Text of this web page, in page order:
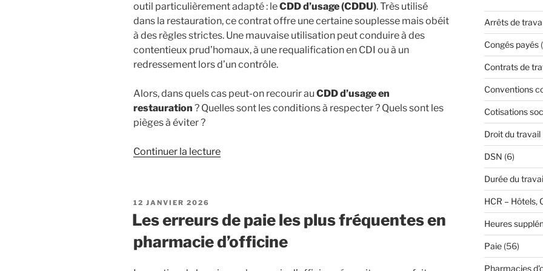
outil particulièrement adapté : leCDD d’usage (CDDU). Très utilisé
dans la restauration, ce contrat offre une certaine souplesse mais obéit
à des règles strictes. Une mauvaise utilisation peut conduire à des
contentieux prud’homaux, à une requalification en CDI ou à un
redressement lors d’un contrôle.
Alors, dans quels cas peut-on recourir au CDD d’usage en
restauration ? Quelles sont les conditions à respecter ? Quels sont les
pièges à éviter ?
Continuer la lecturede
mode
PUBLIÉ
LE
12 JANVIER 2026
Les erreurs de paie les plus fréquentes en
pharmacie d’officine
Arrêts de
Congés payés
Contrats de
Conventions
Cotisations
Droit du travail
DSN (6)
Durée du
HCR – Hôtels,
Heures
Paie(56)
Pharmacies